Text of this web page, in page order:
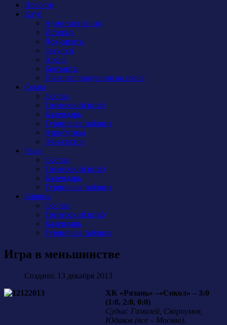
Новости
Клуб
Администрация
История
Документы
Закупки
Арена
Контакты
Правила поведения на арене
Сокол
Состав
Тренерский штаб
Календарь
Турнирная таблица
Атрибутика
Фан-сектор
Рыси
Состав
Тренерский штаб
Календарь
Турнирная таблица
Бирюса
Состав
Тренерский штаб
Календарь
Турнирная таблица
Игра в меньшинстве
Создано: 13 декабря 2013
ХК «Рязань» –«Сокол» – 3:0
(1:0, 2:0, 0:0)
Судьи: Гамалей, Скороумов,
Юдаков (все – Москва).